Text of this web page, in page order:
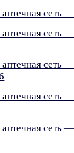
сеть
сеть
сеть —
сеть
сеть